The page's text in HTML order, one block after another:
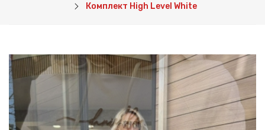
ПОРЪЧАЙ
Комплект High Level White